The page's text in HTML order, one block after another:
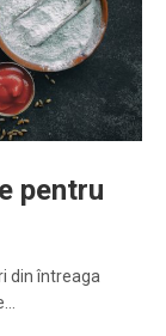
pentru
din întreaga